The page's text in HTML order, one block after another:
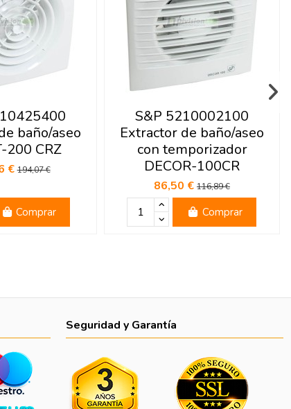
baño/aseo
200 CRZ
€194,07 €
Comprar
S&P 5210002100
Extractor de baño/aseo
con temporizador
DECOR-100CR
86,50 € 116,89 €
Comprar
Seguridad y Garantía